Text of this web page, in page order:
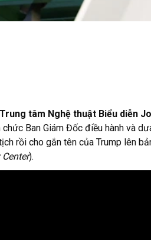
tâm Nghệ thuật Biểu diễn
Ban Giám Đốc điều hành và
rồi cho gắn tên của Trump lên
).